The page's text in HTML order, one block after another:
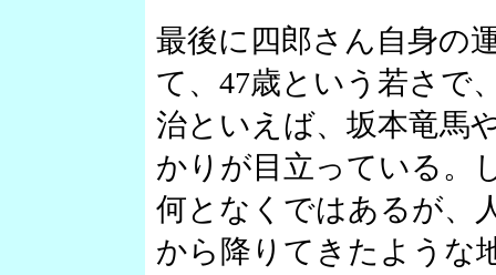
最後に四郎さん自身の
て、47歳という若さで
治といえば、坂本竜馬
かりが目立っている。
何となくではあるが、
から降りてきたような